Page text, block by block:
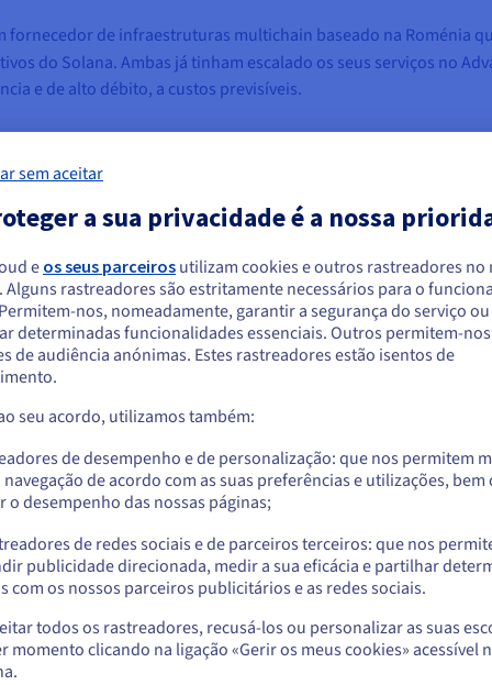
fornecedor de infraestruturas multichain baseado na Roménia
do Solana. Ambas já tinham escalado os seus serviços no
e de alto débito, a custos previsíveis.
europeia e uma fundação infraestrutural soberana, de
global, sem perder velocidade ou confiança
para dar resposta a uma base de clientes global em
em todos os mercados, da América do Norte e da
pedidos API por dia
significava que a plataforma tinha de
para absorver picos de procura e manter os níveis de
financeiras como a Robinhood e a Circle e, com essa
angariar mais clientes de renome e disponibilizar aos
tudo isto sem comprometer a soberania nem a
que está localizado em Estados
encomendar a partir de Estados Unidos, terá de consultar e criar uma conta
do país em questão.
ao website do Estados Unidos
us.ovhcloud.com/
Inglês USD - $
ou
no website atual
outro website
sem aceitar
a sua privacidade é a nossa
eos seus parceiros utilizam cookies e outros rastreadores no
Alguns rastreadores são estritamente necessários para o
nos, nomeadamente, garantir a segurança do serviço ou
determinadas funcionalidades essenciais. Outros permitem-
de audiência anónimas. Estes rastreadores estão isentos de
seu acordo, utilizamos também:
de desempenho e de personalização: que nos permitem
navegação de acordo com as suas preferências e utilizações, bem
o desempenho das nossas páginas;
de redes sociais e de parceiros terceiros: que nos
publicidade direcionada, medir a sua eficácia e partilhar
com os nossos parceiros publicitários e as redes sociais.
todos os rastreadores, recusá-los ou personalizar as suas
momento clicando na ligação «Gerir os meus cookies» acessível